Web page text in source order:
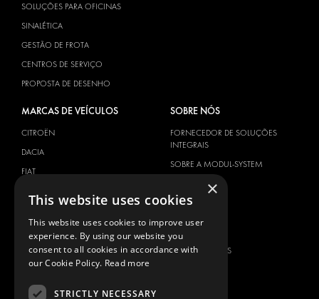
SOLUÇÕES PARA OFICINAS
SINALÉTICA
GESTÃO DE FROTA
CENTROS DE SERVIÇO
PROPOSTA DE DESENHO
MARCAS DE VEÍCULOS
CITROËN
DACIA
FIAT
IVECO
MAN
MAXUS
MERCEDES
SOBRE NÓS
FORNECEDOR DE SOLUÇÕES
INTEGRAIS
SOBRE A MODUL-SYSTEM
DOWNLOADS
NOTÍCIAS
CONTACTOS
CONTACTE-NOS
×
This website uses cookies
This website uses cookies to improve user
experience. By using our website you
consent to all cookies in accordance with
our Cookie Policy. Read more
STRICTLY NECESSARY